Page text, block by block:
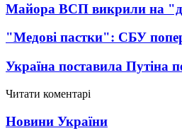
Майора ВСП викрили на
"Медові пастки": СБУ
Україна поставила Путіна
Читати коментарі
Новини України